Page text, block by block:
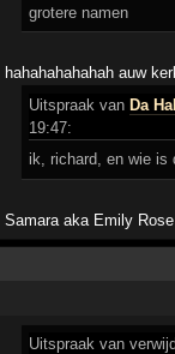
grotere namen
hahahahahahah auw
Uitspraak van Da
19:47:
ik, richard, en wie is
Samara aka Emily Rose
Uitspraak van